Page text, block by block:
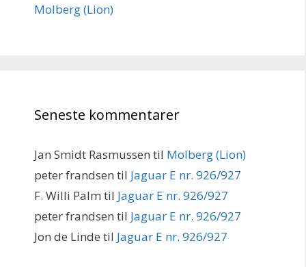
Molberg (Lion)
Seneste kommentarer
Jan Smidt Rasmussen til Molberg (Lion)
peter frandsen til Jaguar E nr. 926/927
F. Willi Palm til Jaguar E nr. 926/927
peter frandsen til Jaguar E nr. 926/927
Jon de Linde til Jaguar E nr. 926/927